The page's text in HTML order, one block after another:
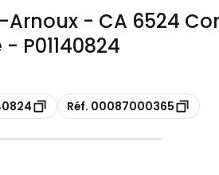
- CA 6524
P01140824
Copie
Réf. 00087000365